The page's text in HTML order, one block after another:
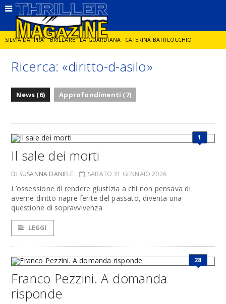
SILVIA DAI PRA' BRILLARE LA GUARDIANA CATERINA BATTILOCCHIO
JORGE DIAZ LA SPIA DELITTO IN CORNICE GIANCARLO DE CATALDO
Ricerca: «diritto-d-asilo»
News (6) Approfondimenti (7)
1
Il sale dei morti
DI SUSANNA DANIELE SABATO 31 GENNAIO 2026
L’ossessione di rendere giustizia a chi non pensava di
averne diritto riapre ferite del passato, diventa una
questione di sopravvivenza
LEGGI
28
Franco Pezzini. A domanda
risponde